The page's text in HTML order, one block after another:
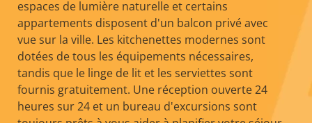
espaces de lumière naturelle et certains
appartements disposent d'un balcon privé avec
vue sur la ville. Les kitchenettes modernes sont
dotées de tous les équipements nécessaires,
tandis que le linge de lit et les serviettes sont
fournis gratuitement. Une réception ouverte 24
heures sur 24 et un bureau d'excursions sont